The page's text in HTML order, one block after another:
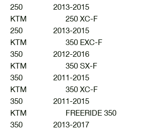
250 2013-2015
KTM 250 XC-F
250 2013-2015
KTM 350 EXC-F
350 2012-2016
KTM 350 SX-F
350 2011-2015
KTM 350 XC-F
350 2011-2015
KTM FREERIDE 350
350 2013-2017